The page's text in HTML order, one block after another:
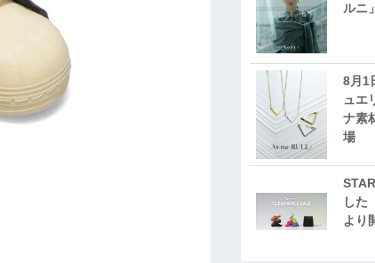
ルニ
8月1
ュエ
ナ素
場
した
より